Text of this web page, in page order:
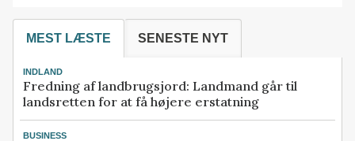
MEST LÆSTE SENESTE NYT
INDLAND
Fredning af landbrugsjord: Landmand går til
landsretten for at få højere erstatning
BUSINESS